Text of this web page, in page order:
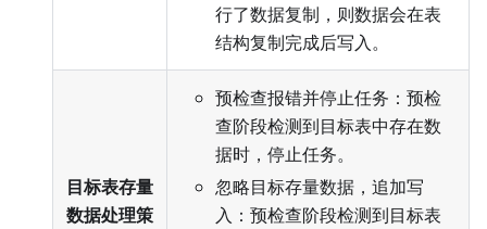
行了数据复制，则数据会在表
结构复制完成后写入。
目标表存量
数据处理策
预检查报错并停止任务：预检
查阶段检测到目标表中存在数
据时，停止任务。
忽略目标存量数据，追加写
入：预检查阶段检测到目标表